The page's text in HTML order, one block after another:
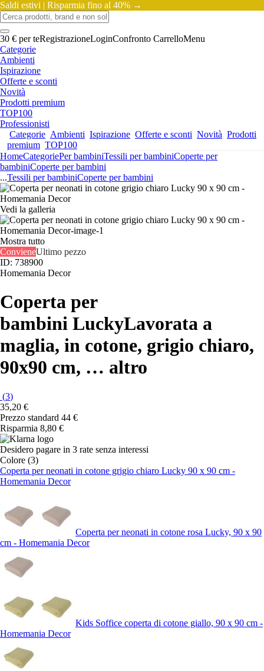
Saldi estivi | Risparmia fino al 40% →
30 € per teRegistrazioneLoginConfronto CarrelloMenu
Categorie
Ambienti
Ispirazione
Offerte e sconti
Novità
Prodotti premium
TOP100
Professionisti
Categorie Ambienti Ispirazione Offerte e sconti Novità Prodotti
premium TOP100
HomeCategoriePer bambiniTessili per bambiniCoperte per
bambiniCoperte per bambini
...Tessili per bambiniCoperte per bambini
Vedi la galleria
Mostra tutto
ConvieneUltimo pezzo
ID: 738900
Homemania Decor
Coperta per
bambini LuckyLavorata a
maglia, in cotone, grigio chiaro,
90x90 cm, … altro
(3)
35,20 €
Prezzo standard 44 €
Risparmia 8,80 €
Desidero pagare in 3 rate senza interessi
Colore (3)
Coperta per neonati in cotone grigio chiaro Lucky 90 x 90 cm -
Homemania Decor
Coperta per neonati in cotone rosa Lucky, 90 x 90
cm - Homemania Decor
Kids Soffice coperta di cotone giallo, 90 x 90 cm -
Homemania Decor